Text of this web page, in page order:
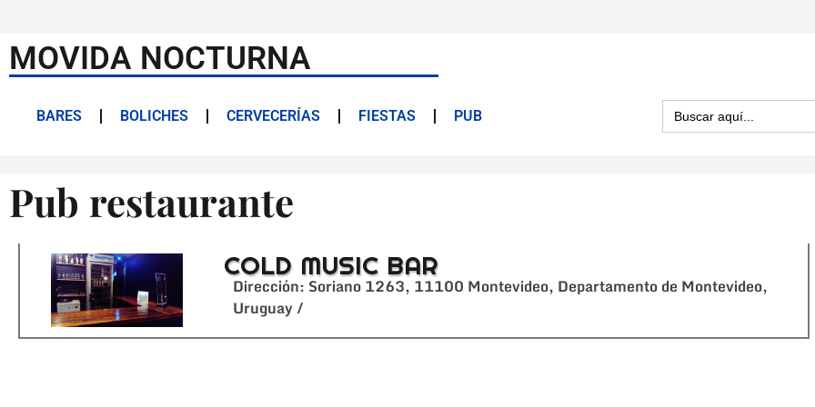
MOVIDA NOCTURNA
BARES BOLICHES CERVECERÍAS FIESTAS PUB Buscar:
Pub restaurante
COLD MUSIC BAR
Dirección: Soriano 1263, 11100 Montevideo, Departamento de Montevideo,
Uruguay /